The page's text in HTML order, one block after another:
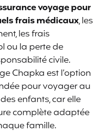
voyage pour
frais médicaux, les
les frais
ou la perte de
civile.
Chapka est l’option
pour voyager au
enfants, car elle
complète adaptée
famille.